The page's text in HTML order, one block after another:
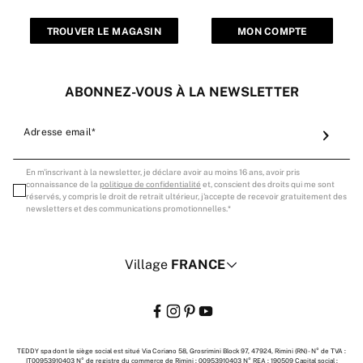
TROUVER LE MAGASIN MON COMPTE
ABONNEZ-VOUS À LA NEWSLETTER
Adresse email*
En m'inscrivant à la newsletter, je déclare avoir au moins 16 ans, avoir pris
connaissance de la politique de confidentialité et, conscient des droits qui me sont
réservés, y compris le droit de retrait ultérieur, j'accepte de recevoir gratuitement des
newsletters et des communications promotionnelles.
Village FRANCE
TEDDY spa dont le siège social est situé Via Coriano 58, Grosrimini Block 97, 47924, Rimini (RN) - N° de TVA :
IT00953910403 N° de registre du commerce de Rimini : 00953910403 N° REA : 190509 Capital social :